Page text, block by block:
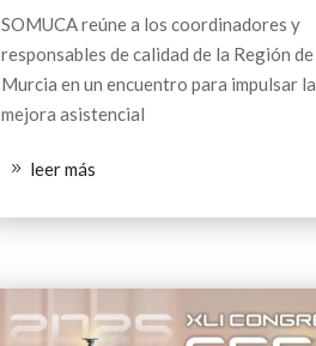
SOMUCA reúne a los coordinadores y
responsables de calidad de la Región de
Murcia en un encuentro para impulsar la
mejora asistencial
leer más